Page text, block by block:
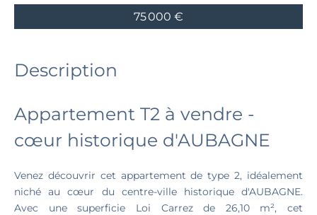
75 000 €
Description
Appartement T2 à vendre -
cœur historique d'AUBAGNE
Venez découvrir cet appartement de type 2, idéalement
niché au cœur du centre-ville historique d'AUBAGNE.
Avec une superficie Loi Carrez de 26,10 m², cet